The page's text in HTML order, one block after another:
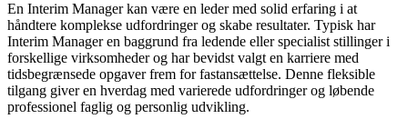
En Interim Manager kan være en leder med solid erfaring i at
håndtere komplekse udfordringer og skabe resultater. Typisk har
Interim Manager en baggrund fra ledende eller specialist stillinger i
forskellige virksomheder og har bevidst valgt en karriere med
tidsbegrænsede opgaver frem for fastansættelse. Denne fleksible
tilgang giver en hverdag med varierede udfordringer og løbende
professionel faglig og personlig udvikling.